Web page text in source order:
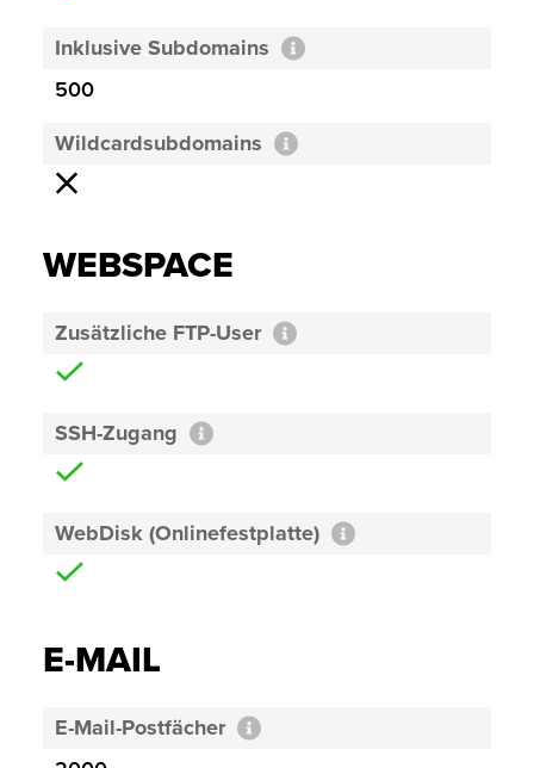
Inklusive Subdomains
500
Wildcardsubdomains
WEBSPACE
Zusätzliche FTP-User
SSH-Zugang
WebDisk (Onlinefestplatte)
E-MAIL
E-Mail-Postfächer